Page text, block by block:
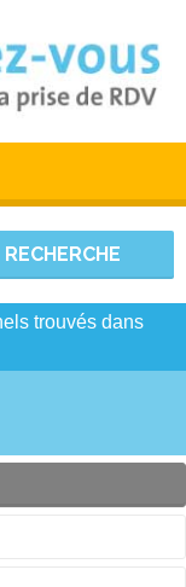
RECHERCHE
trouvés dans